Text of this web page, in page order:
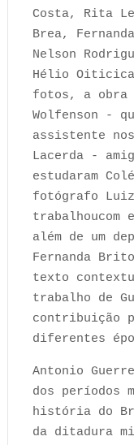
Costa, Rita
Brea,
Nelson
Hélio
fotos, a obra
Wolfenson -
assistente
Lacerda -
estudaram
fotógrafo
trabalhoucom
além de um
Fernanda
texto
trabalho de
contribuição
diferentes
Antonio
dos períodos
história do
da ditadura